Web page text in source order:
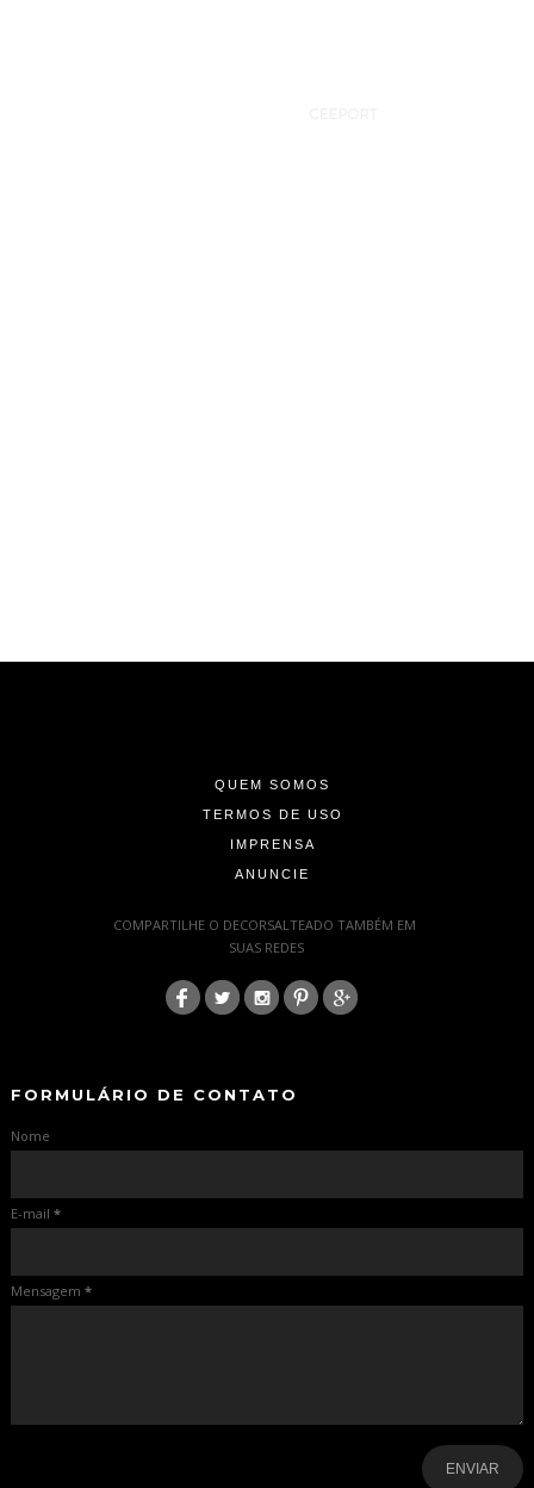
QUEM SOMOS
TERMOS DE USO
IMPRENSA
ANUNCIE
COMPARTILHE O DECORSALTEADO TAMBÉM EM
SUAS REDES
FORMULÁRIO DE CONTATO
Nome
E-mail *
Mensagem *